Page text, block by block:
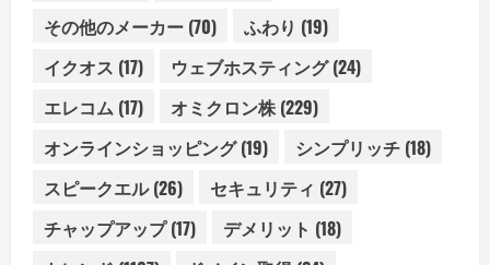
その他のメーカー (70) ふわり (19)
イクオス (17) ウェブホスティング(24)
エレコム (17) オミクロン株 (229)
オンラインショッピング(19) シンプリッチ (18)
スピークエル(26) セキュリティ (27)
チャップアップ(17) デメリット (18)